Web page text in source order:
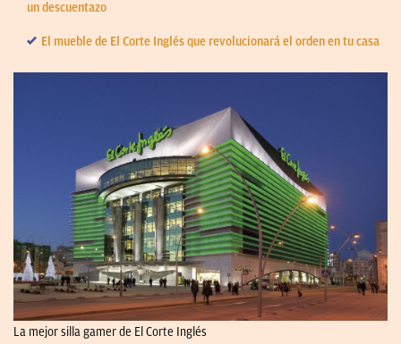
un descuentazo
El mueble de El Corte Inglés que revolucionará el orden en tu casa
La mejor silla gamer de El Corte Inglés